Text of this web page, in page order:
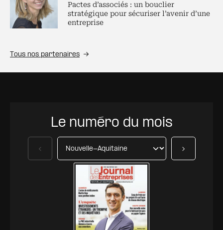
Pactes d’associés : un bouclier
stratégique pour sécuriser l’avenir d’une
entreprise
Tous nos partenaires
Le numéro du mois
Précédent Suivant